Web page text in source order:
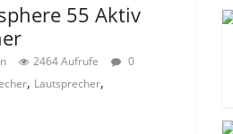
55 Aktiv
2464 Aufrufe
0
, Lautsprecher,